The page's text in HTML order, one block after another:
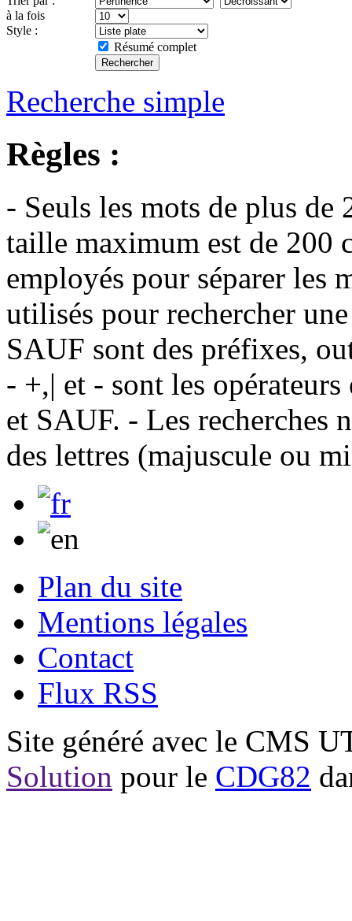
à la fois
Style :
Résumé complet
Recherche simple
Règles :
- Seuls les mots de plus de
taille maximum est de 200
employés pour séparer les
utilisés pour rechercher
SAUF sont des préfixes,
- +,| et - sont les
et SAUF. - Les recherches
des lettres (majuscule ou
Plan du site
Mentions légales
Contact
Flux RSS
Site généré avec le CMS
Solution pour le CDG82